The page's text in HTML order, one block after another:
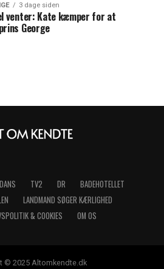
3 dage siden
venter: Kate kæmper for at
George
TV2 DR
BADEHOTELLET
LANDMAND SØGER KÆRLIGHED
& COOKIES
OM OS
© 2025 Altomkendte.dk